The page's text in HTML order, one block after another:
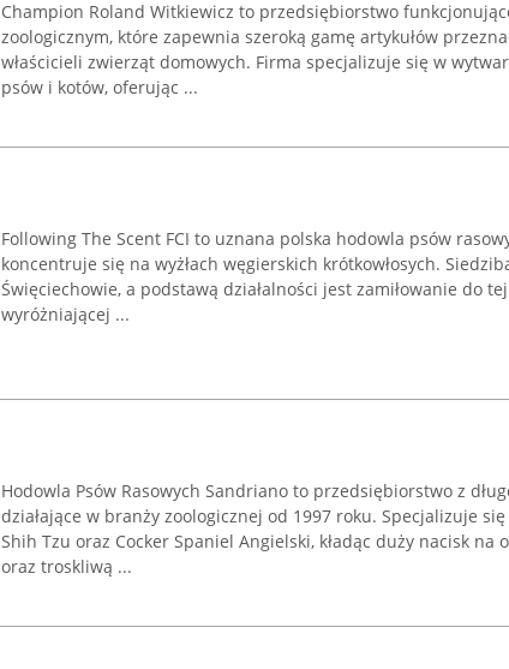
Champion Roland Witkiewicz to przedsiębiorstwo
zoologicznym, które zapewnia szeroką gamę artykułów
właścicieli zwierząt domowych. Firma specjalizuje się w
psów i kotów, oferując ...
Following The Scent FCI to uznana polska hodowla psów
koncentruje się na wyżłach węgierskich krótkowłosych.
Święciechowie, a podstawą działalności jest zamiłowanie do
wyróżniającej ...
Hodowla Psów Rasowych Sandriano to przedsiębiorstwo z
działające w branży zoologicznej od 1997 roku. Specjalizuje
Shih Tzu oraz Cocker Spaniel Angielski, kładąc duży nacisk na
oraz troskliwą ...